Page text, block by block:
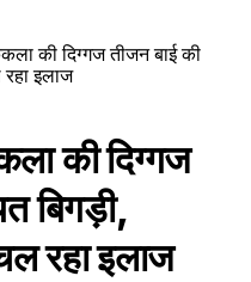
की दिग्गज तीजन बाई की
इलाज
की दिग्गज
बिगड़ी,
रहा इलाज